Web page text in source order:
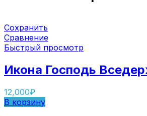
Сохранить
Сравнение
Быстрый просмотр
Икона Господь
12,000₽
В корзину